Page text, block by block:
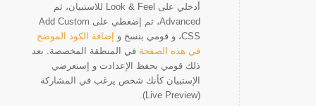
أدخلي على Look & Feel للاستبيان، ثم
Advanced، ثم إضغطي على Add Custom
CSS، و قومي بنسخ و
إضافة الكود الموضح
في هذه الصفحة في المنطقة المخصصة. بعد
ذلك قومي بحفظ الإعدادت و إستعرضي
الإستبيان كأنك شخص يرغب في المشاركة
(Live Preview).